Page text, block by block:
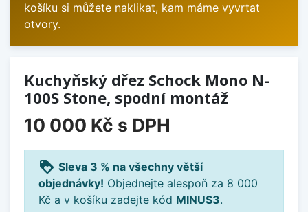
košíku si můžete naklikat, kam máme vyvrtat
otvory.
Kuchyňský dřez Schock Mono N-
100S Stone, spodní montáž
10 000 Kč s DPH
loyalty Sleva 3 % na všechny větší
objednávky! Objednejte alespoň za 8 000
Kč a v košíku zadejte kód MINUS3.